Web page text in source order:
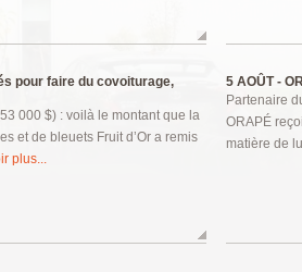
pour faire du covoiturage,
000 $) : voilà le montant que la
et de bleuets Fruit d’Or a remis
plus...
5 AOÛT -
Partenaire
ORAPÉ
matière de